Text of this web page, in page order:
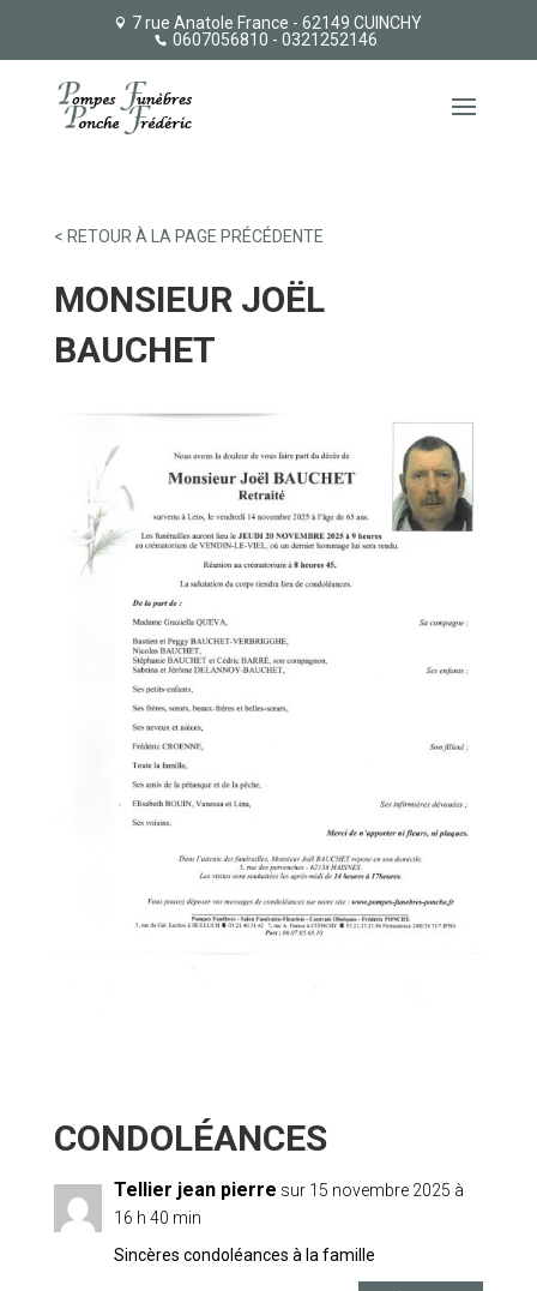
7 rue Anatole France - 62149 CUINCHY
0607056810 - 0321252146
< RETOUR À LA PAGE PRÉCÉDENTE
MONSIEUR JOËL
BAUCHET
Tellier jean pierre sur 15 novembre 2025 à
16 h 40 min
Sincères condoléances à la famille